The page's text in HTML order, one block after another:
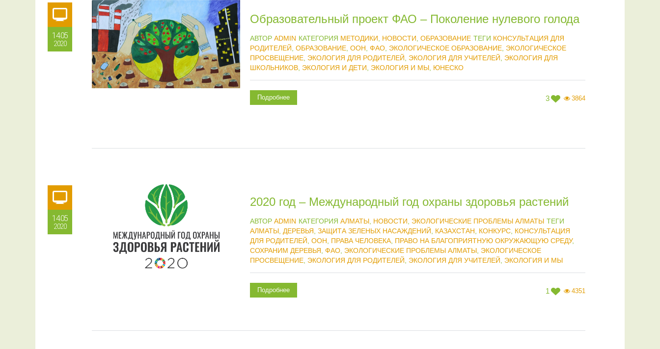
14.05
2020
Образовательный проект ФАО – Поколение нулевого голода
АВТОР ADMIN КАТЕГОРИЯ МЕТОДИКИ НОВОСТИ ОБРАЗОВАНИЕ ТЕГИ КОНСУЛЬТАЦИЯ ДЛЯ
РОДИТЕЛЕЙ ОБРАЗОВАНИЕ, ООН ФАО, ЭКОЛОГИЧЕСКОЕ ОБРАЗОВАНИЕ, ЭКОЛОГИЧЕСКОЕ
ПРОСВЕЩЕНИЕ, ЭКОЛОГИЯ ДЛЯ РОДИТЕЛЕЙ ЭКОЛОГИЯ ДЛЯ УЧИТЕЛЕЙ
ЭКОЛОГИЯ ДЛЯ
ШКОЛЬНИКОВ, ЭКОЛОГИЯ И ДЕТИ ЭКОЛОГИЯ И МЫ, ЮНЕСКО
3 3864
Подробнее
14.05
2020
2020 год – Международный год охраны здоровья растений
АВТОР ADMIN КАТЕГОРИЯ АЛМАТЫ, НОВОСТИ ЭКОЛОГИЧЕСКИЕ ПРОБЛЕМЫ АЛМАТЫ ТЕГИ
АЛМАТЫ, ДЕРЕВЬЯ ЗАЩИТА ЗЕЛЕНЫХ НАСАЖДЕНИЙ КАЗАХСТАН КОНКУРС, КОНСУЛЬТАЦИЯ
ДЛЯ РОДИТЕЛЕЙ ООН ПРАВА ЧЕЛОВЕКА, ПРАВО НА БЛАГОПРИЯТНУЮ ОКРУЖАЮЩУЮ СРЕДУ,
СОХРАНИМ ДЕРЕВЬЯ ФАО, ЭКОЛОГИЧЕСКИЕ ПРОБЛЕМЫ АЛМАТЫ, ЭКОЛОГИЧЕСКОЕ
ПРОСВЕЩЕНИЕ, ЭКОЛОГИЯ ДЛЯ РОДИТЕЛЕЙ ЭКОЛОГИЯ ДЛЯ УЧИТЕЛЕЙ ЭКОЛОГИЯ И МЫ
1 4351
Подробнее